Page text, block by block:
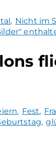
, Nicht im
Fest